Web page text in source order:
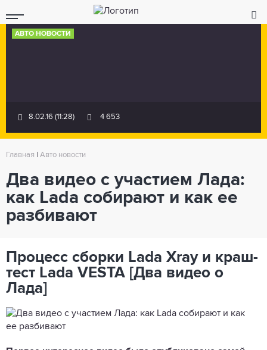
АВТО НОВОСТИ
8.02.16 (11:28) 4 653
Главная Авто новости
Два видео с участием Лада:
как Lada собирают и как ее
разбивают
Процесс сборки Lada Xray и краш-
тест Lada VESTA [Два видео о
Лада]